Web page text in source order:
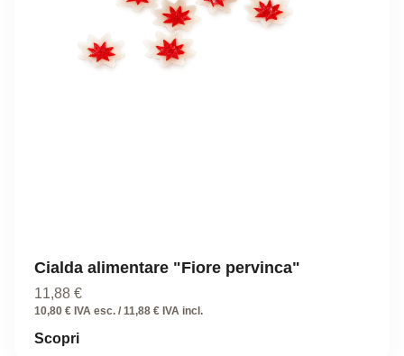
Cialda alimentare "Fiore pervinca"
11,88 €
10,80 € IVA esc. / 11,88 € IVA incl.
Scopri